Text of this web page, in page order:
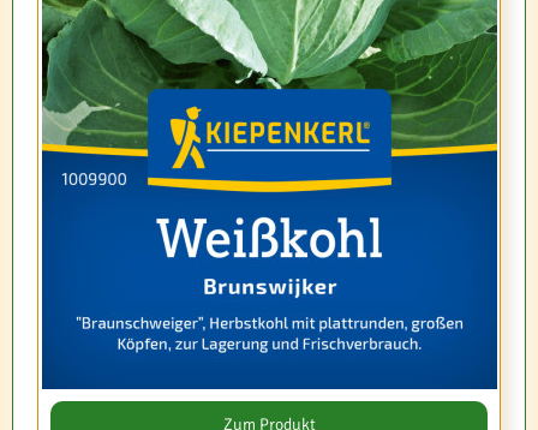
Zum Produkt